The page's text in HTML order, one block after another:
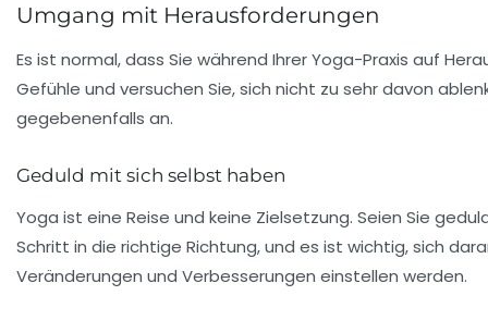
Umgang mit Herausforderungen
Es ist normal, dass Sie während Ihrer Yoga-Praxis auf
Gefühle und versuchen Sie, sich nicht zu sehr davon
gegebenenfalls an.
Geduld mit sich selbst haben
Yoga ist eine Reise und keine Zielsetzung. Seien Sie
Schritt in die richtige Richtung, und es ist wichtig, sich
Veränderungen und Verbesserungen einstellen werden.